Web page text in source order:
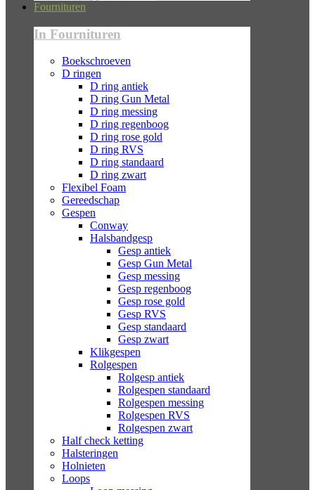
Fournituren
In Fournituren
Boekschroeven
D ringen
D ring antiek
D ring Gun Metal
D ring messing
D ring regenboog
D ring rose gold
D ring RVS
D ring standaard
D ring zwart
Flexibel Foam
Gereedschap
Gespen
Conway
Halsbandgesp
Gesp antiek
Gesp Gun Metal
Gesp messing
Gesp regenboog
Gesp rose gold
Gesp RVS
Gesp standaard
Gesp zwart
Klikgespen
Rolgespen
Rolgesp antiek
Rolgespen standaard
Rolgespen messing
Rolgespen RVS
Rolgespen zwart
Half check ketting
Halsteringen
Holnieten
Loops